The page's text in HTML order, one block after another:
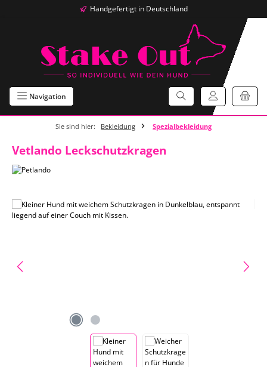
Zum Hauptinhalt springenHandgefertigt in Deutschland
Navigation
Sie sind hier: Bekleidung Spezialbekleidung
Vetlando Leckschutzkragen
Bildergalerie überspringen